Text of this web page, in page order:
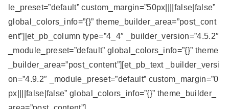
le_preset=”default” custom_margin=”50px||||false|false”
global_colors_info=”{}” theme_builder_area=”post_cont
ent”][et_pb_column type=”4_4″ _builder_version=”4.5.2″
_module_preset=”default” global_colors_info=”{}” theme
_builder_area=”post_content”][et_pb_text _builder_versi
on=”4.9.2″ _module_preset=”default” custom_margin=”0
px||||false|false” global_colors_info=”{}” theme_builder_